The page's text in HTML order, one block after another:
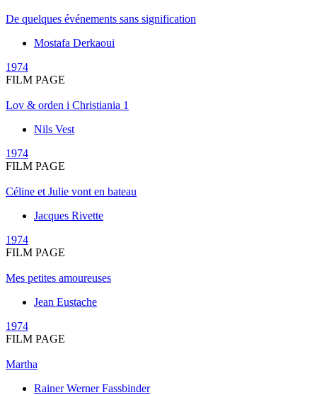
De quelques événements sans signification
Mostafa Derkaoui
1974
FILM PAGE
Lov & orden i Christiania 1
Nils Vest
1974
FILM PAGE
Céline et Julie vont en bateau
Jacques Rivette
1974
FILM PAGE
Mes petites amoureuses
Jean Eustache
1974
FILM PAGE
Martha
Rainer Werner Fassbinder